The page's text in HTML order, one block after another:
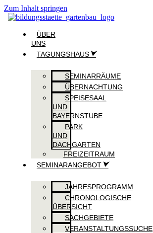
Zum Inhalt springen
ÜBER
UNS
TAGUNGSHAUS
SEMINARRÄUME
ÜBERNACHTUNG
SPEISESAAL
UND
BAYERNSTUBE
PARK
UND
DACHGARTEN
FREIZEITRAUM
SEMINARANGEBOT
JAHRESPROGRAMM
CHRONOLOGISCHE
ÜBERSICHT
SACHGEBIETE
VERANSTALTUNGSSUCHE